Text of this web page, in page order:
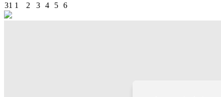
31 1 2 3 4 5 6